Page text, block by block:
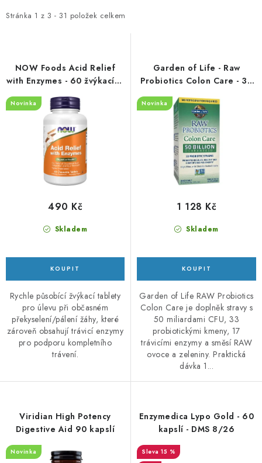
i
o
d
u
Stránka 1 z 3 - 31 položek celkem
e
r
o
d
NOW Foods Acid Relief
with Enzymes - 60 žvýkacích
tablet
Novinka
Skladem
490 Kč
Rychle působící žvýkací tablety
pro úlevu při občasném
překyselení/pálení žáhy, které
zároveň obsahují trávicí enzymy
pro podporu kompletního
trávení.
Garden of Life - Raw
Probiotics Colon Care - 30
Novinka
Skladem
1 128 Kč
Garden of Life RAW Probiotics
Colon Care je doplněk stravy s
50 miliardami CFU, 33
probiotickými kmeny, 17
trávicími enzymy a směsí RAW
ovoce a zeleniny. Praktická
dávka 1...
Viridian High Potency
Digestive Aid 90 kapslí
Novinka
Enzymedica Lypo Gold - 60
kapslí - DMS 8/26
15 %